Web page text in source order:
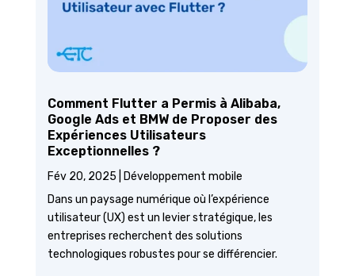
Comment Flutter a Permis à Alibaba,
Google Ads et BMW de Proposer des
Expériences Utilisateurs
Exceptionnelles ?
Fév 20, 2025
Développement mobile
Dans un paysage numérique où l’expérience
utilisateur (UX) est un levier stratégique, les
entreprises recherchent des solutions
technologiques robustes pour se différencier.